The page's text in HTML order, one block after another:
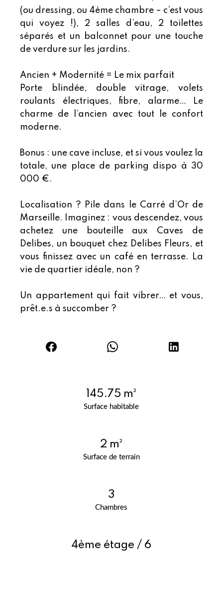
Surface habitable
145.75 m²
Surface de terrain
2 m²
Chambres
3
4ème étage / 6
(ou dressing, ou 4ème chambre – c’est vous
qui voyez !), 2 salles d’eau, 2 toilettes
séparés et un balconnet pour une touche
de verdure sur les jardins.
Ancien + Modernité = Le mix parfait
Porte blindée, double vitrage, volets
roulants électriques, fibre, alarme… Le
charme de l’ancien avec tout le confort
moderne.
Bonus : une cave incluse, et si vous voulez la
totale, une place de parking dispo à 30
000 €.
Localisation ? Pile dans le Carré d’Or de
Marseille. Imaginez : vous descendez, vous
achetez une bouteille aux Caves de
Delibes, un bouquet chez Delibes Fleurs, et
vous finissez avec un café en terrasse. La
vie de quartier idéale, non ?
Un appartement qui fait vibrer… et vous,
prêt.e.s à succomber ?